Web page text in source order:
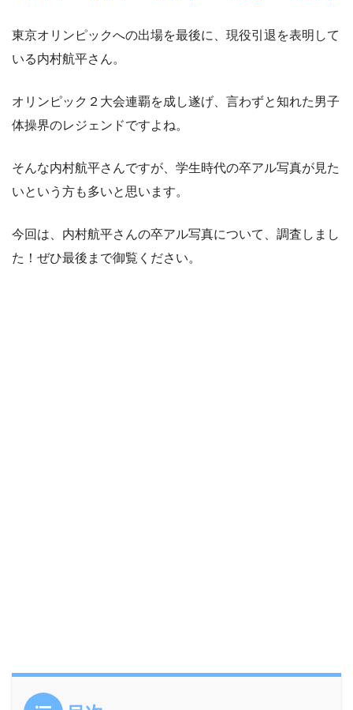
東京オリンピックへの出場を最後に、現役引退を表明して
いる内村航平さん。
オリンピック２大会連覇を成し遂げ、言わずと知れた男子
体操界のレジェンドですよね。
そんな内村航平さんですが、学生時代の卒アル写真が見た
いという方も多いと思います。
今回は、内村航平さんの卒アル写真について、調査しまし
た！ぜひ最後まで御覧ください。